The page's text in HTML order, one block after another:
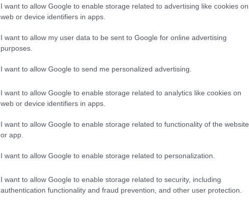
I want to allow Google to enable storage related to advertising like cookies on
web or device identifiers in apps.
I want to allow my user data to be sent to Google for online advertising
purposes.
I want to allow Google to send me personalized advertising.
I want to allow Google to enable storage related to analytics like cookies on
web or device identifiers in apps.
I want to allow Google to enable storage related to functionality of the website
or app.
I want to allow Google to enable storage related to personalization.
I want to allow Google to enable storage related to security, including
authentication functionality and fraud prevention, and other user protection.
Magyarország rejtett gyöngyszemei
Mik alakítják a gondolkodásod? Avagy a
kognitív torzítások
Az egygyermekes politika és Kína gazdasági
kihívásai